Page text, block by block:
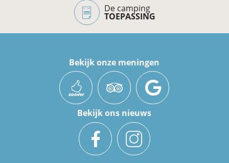
De camping
TOEPASSING
Bekijk onze meningen
Bekijk ons nieuws